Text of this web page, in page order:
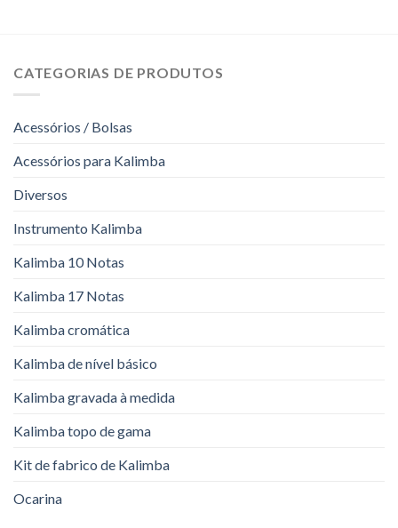
CATEGORIAS DE PRODUTOS
Acessórios / Bolsas
Acessórios para Kalimba
Diversos
Instrumento Kalimba
Kalimba 10 Notas
Kalimba 17 Notas
Kalimba cromática
Kalimba de nível básico
Kalimba gravada à medida
Kalimba topo de gama
Kit de fabrico de Kalimba
Ocarina